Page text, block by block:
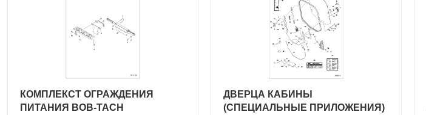
КОМПЛЕКСТ ОГРАЖДЕНИЯ
ПИТАНИЯ BOB-TACH
ДВЕРЦА КАБИНЫ
(СПЕЦИАЛЬНЫЕ ПРИЛОЖЕНИЯ)